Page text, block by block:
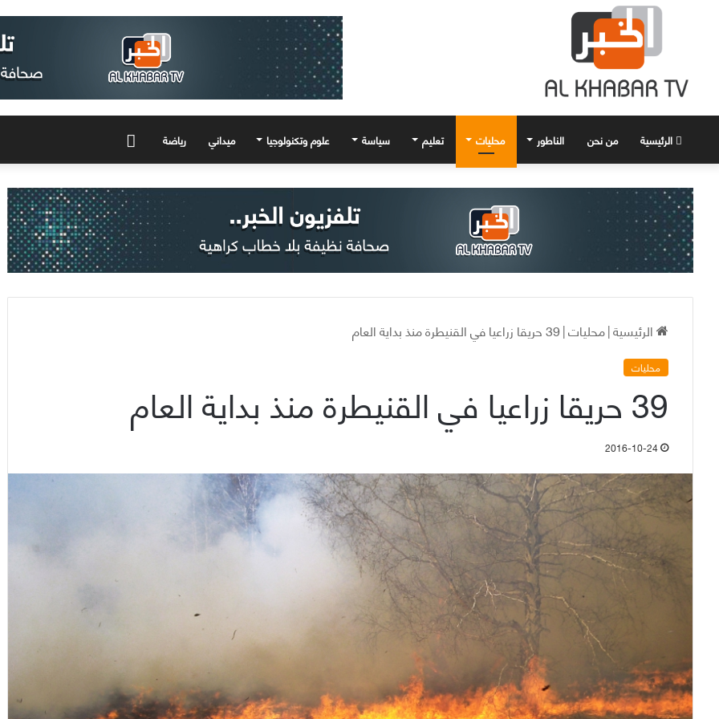
الرئيسية من نحن الناطور محليات تعليم سياسة علوم وتكنولوجيا ميداني رياضة
الرئيسية|محليات|39 حريقا زراعيا في القنيطرة منذ بداية العام
محليات
39 حريقا زراعيا في القنيطرة منذ بداية العام
2016-10-24